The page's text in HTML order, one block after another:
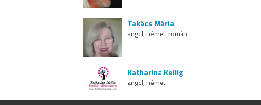
Takács Mária
angol, német, román
Katharina Kellig
angol, német